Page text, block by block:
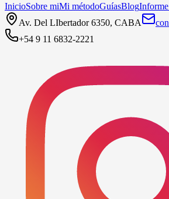
InicioSobre miMi métodoGuíasBlog
Av. Del LIbertador 6350, CABA
+54 9 11 6832-2221